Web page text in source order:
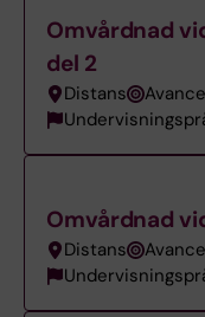
Omvårdnad
del 2
Distans
Omvårdnad
Distans